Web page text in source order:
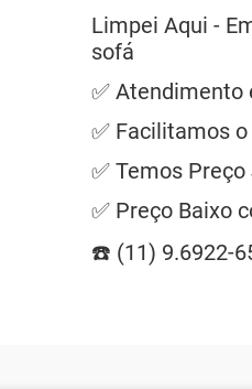
Limpei Aqui -
sofá
✅ Atendimento
✅ Facilitamos
✅ Temos
✅ Preço Baixo
☎️ (11) 9.6922-